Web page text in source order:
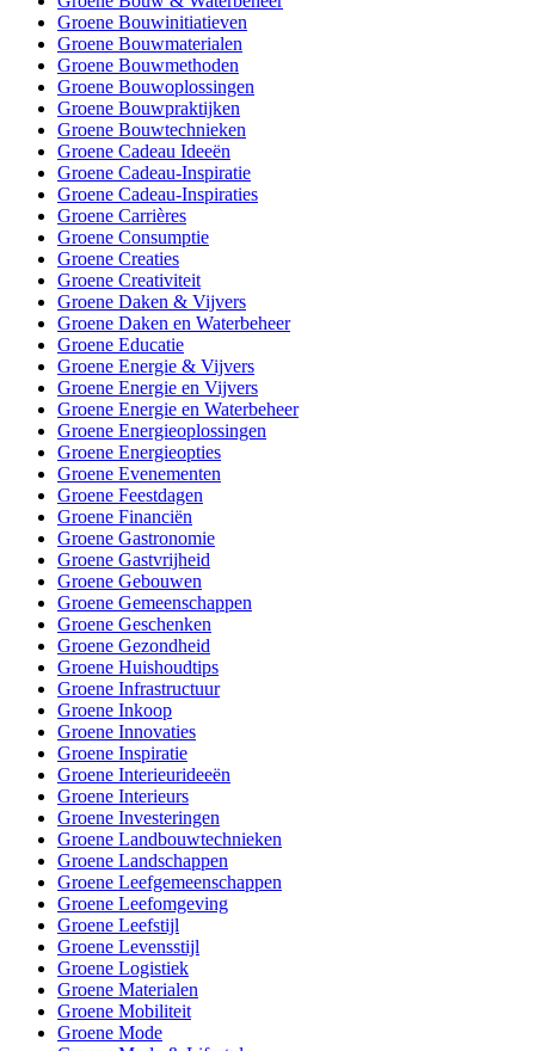
Groene Bouwinitiatieven
Groene Bouwmaterialen
Groene Bouwmethoden
Groene Bouwoplossingen
Groene Bouwpraktijken
Groene Bouwtechnieken
Groene Cadeau Ideeën
Groene Cadeau-Inspiratie
Groene Cadeau-Inspiraties
Groene Carrières
Groene Consumptie
Groene Creaties
Groene Creativiteit
Groene Daken & Vijvers
Groene Daken en Waterbeheer
Groene Educatie
Groene Energie & Vijvers
Groene Energie en Vijvers
Groene Energie en Waterbeheer
Groene Energieoplossingen
Groene Energieopties
Groene Evenementen
Groene Feestdagen
Groene Financiën
Groene Gastronomie
Groene Gastvrijheid
Groene Gebouwen
Groene Gemeenschappen
Groene Geschenken
Groene Gezondheid
Groene Huishoudtips
Groene Infrastructuur
Groene Inkoop
Groene Innovaties
Groene Inspiratie
Groene Interieurideeën
Groene Interieurs
Groene Investeringen
Groene Landbouwtechnieken
Groene Landschappen
Groene Leefgemeenschappen
Groene Leefomgeving
Groene Leefstijl
Groene Levensstijl
Groene Logistiek
Groene Materialen
Groene Mobiliteit
Groene Mode